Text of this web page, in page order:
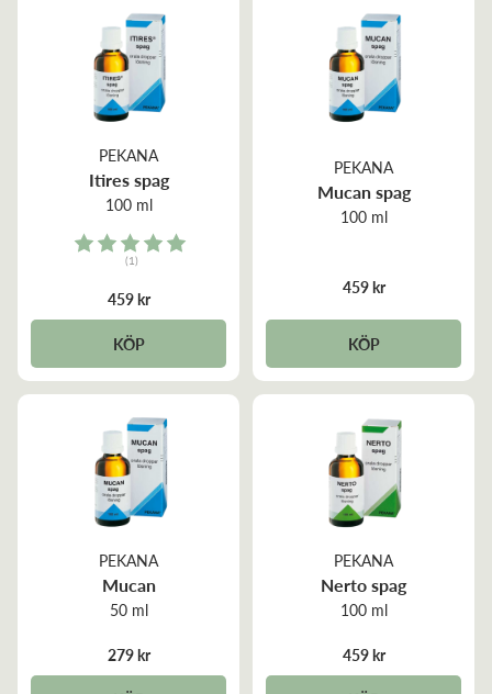
PEKANA
Itires spag
100 ml
Rating:
(1)
459 kr
KÖP
PEKANA
Mucan spag
100 ml
459 kr
KÖP
PEKANA
Mucan
50 ml
279 kr
PEKANA
Nerto spag
100 ml
459 kr